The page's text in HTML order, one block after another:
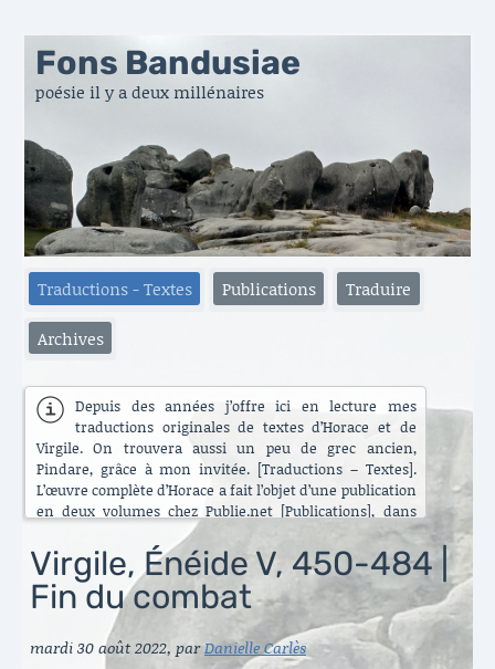
Fons Bandusiae
poésie il y a deux millénaires
Traductions - Textes Publications Traduire
Archives
Depuis des années j’offre ici en lecture mes
traductions originales de textes d’Horace et de
Virgile. On trouvera aussi un peu de grec ancien,
Pindare, grâce à mon invitée. [Traductions – Textes].
L’œuvre complète d’Horace a fait l’objet d’une publication
en deux volumes chez Publie.net [Publications], dans
encore d’autres traductions que celles que vous pouvez
lire ici. C’est maintenant l’Énéide qui est chantier. Le
besoin de mettre ma longue pratique en perspective
s’est accru ces dernières années [Traduire]. La rubrique
est nouvelle. Elle va s’enrichir peu à peu. Il y a aussi de
belles surprises, des échanges contemporains et des
haïku en latin sous le titre austère des [Archives].
Virgile, Énéide V, 450-484 |
Fin du combat
mardi 30 août 2022, parDanielle Carlès